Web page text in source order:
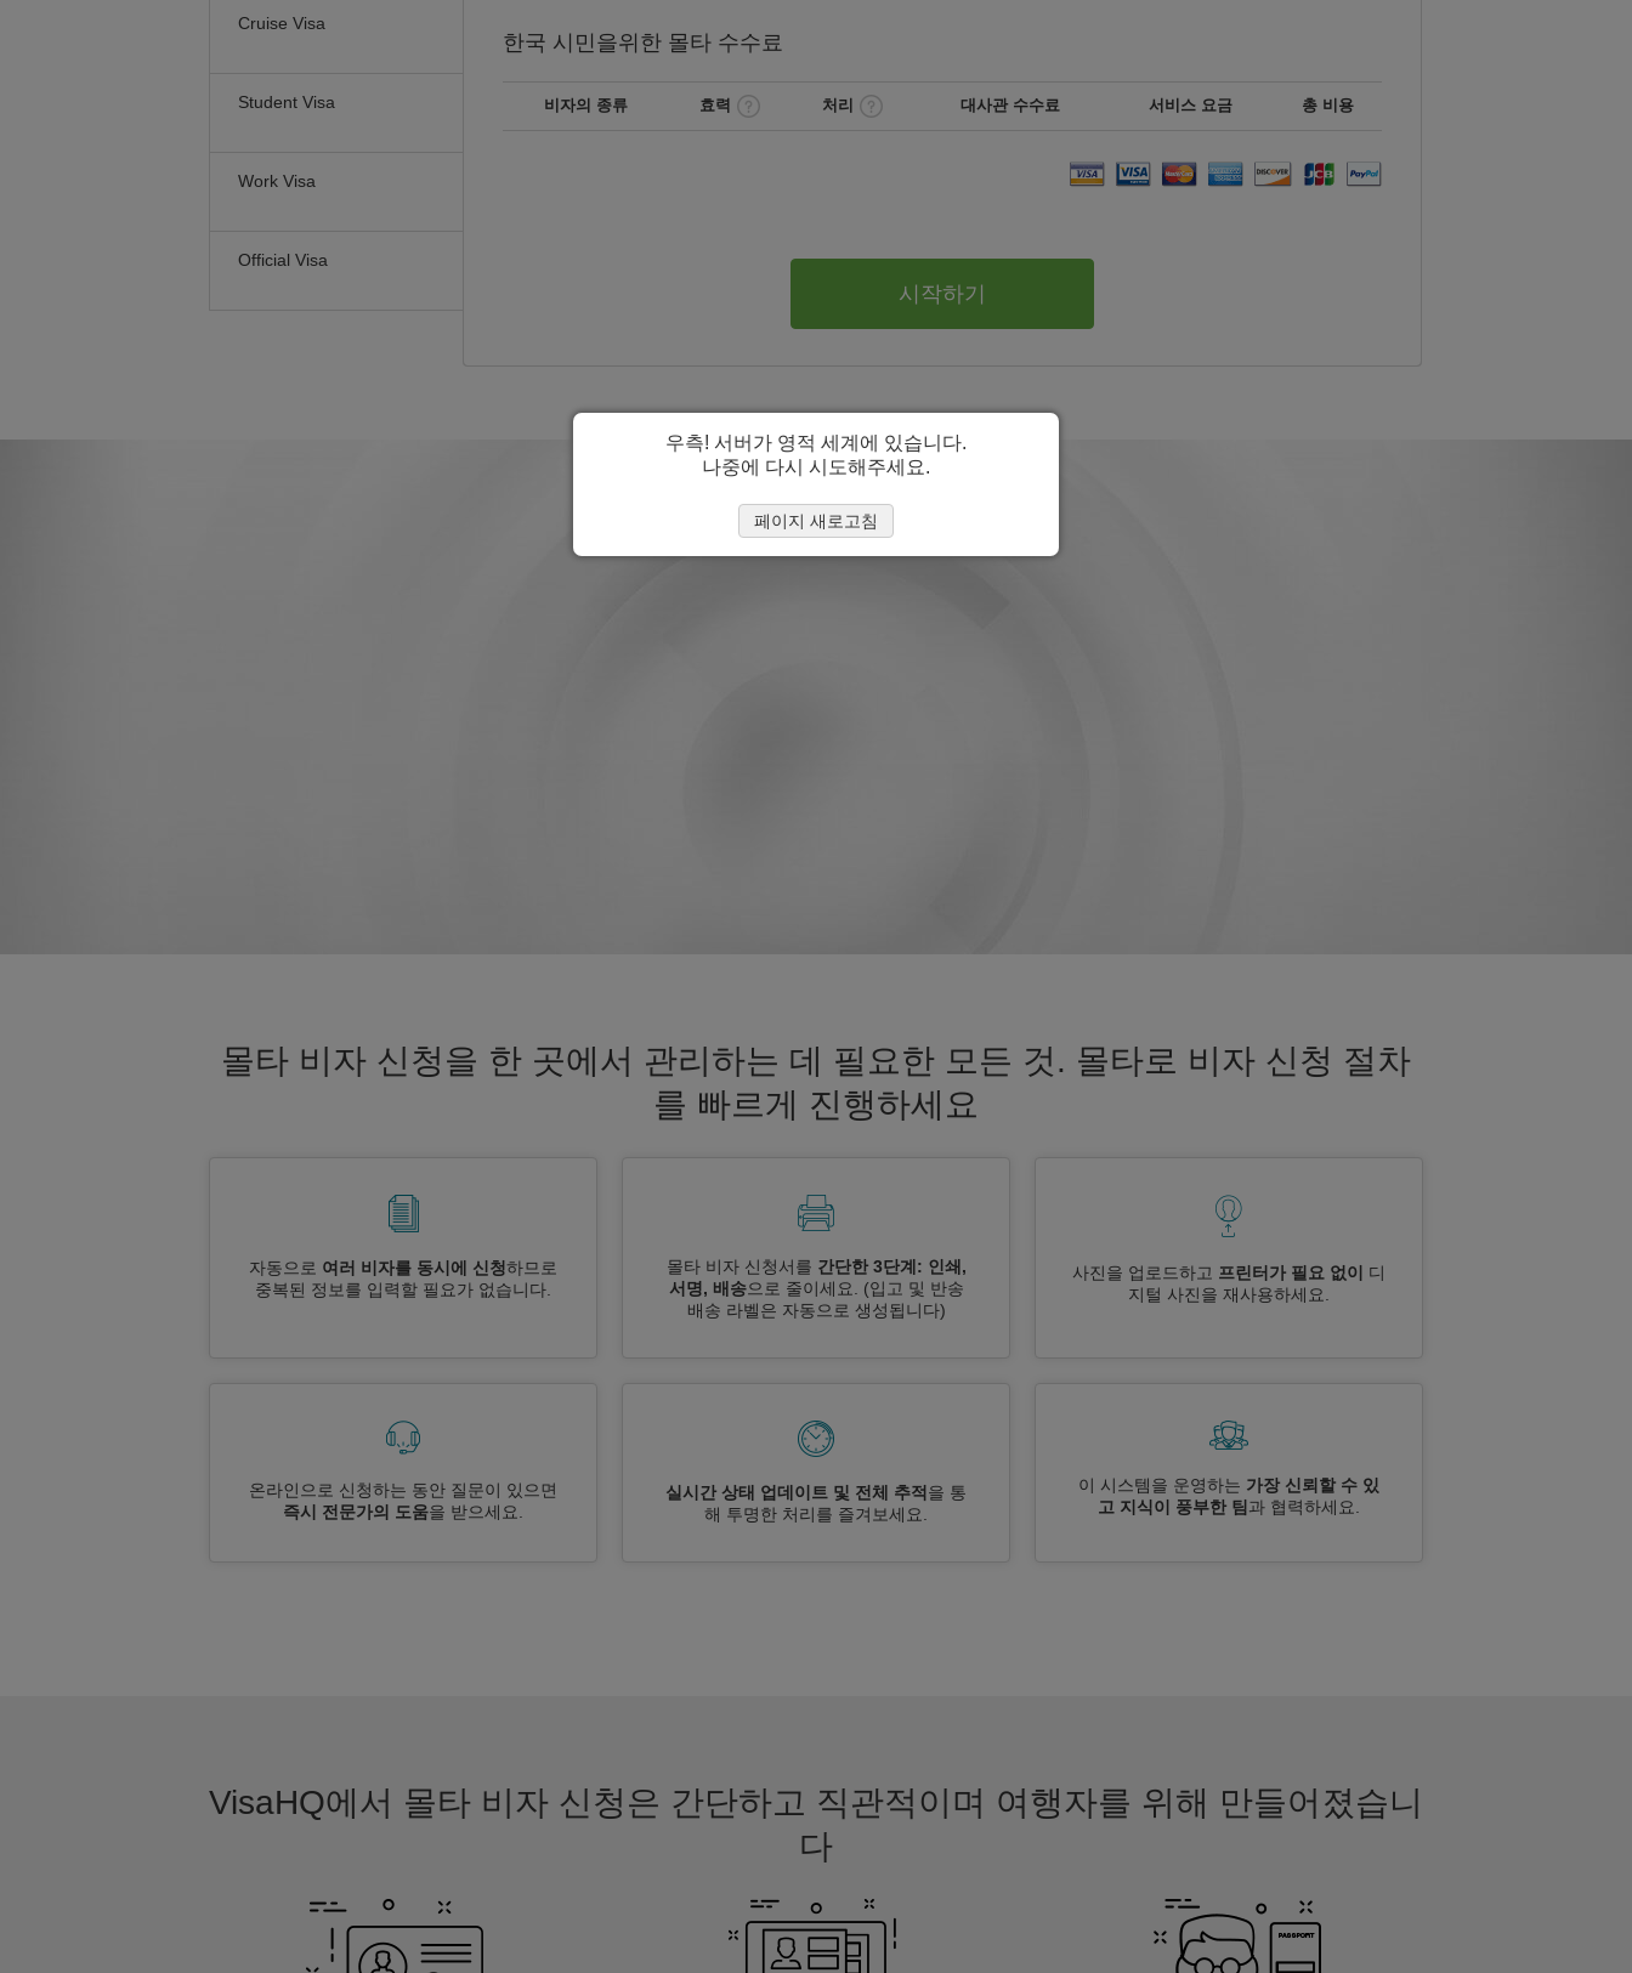
Cruise Visa
Student Visa
Work Visa
Official Visa
한국 시민을위한 몰타 수수료
비자의 종류 효력 처리 대사관 수수료 서비스 요금 총 비용
시작하기
몰타 비자 신청을 한 곳에서 관리하는 데 필요한 모든 것. 몰타로 비자 신청 절차
를 빠르게 진행하세요
자동으로 여러 비자를 동시에 신청하므로
중복된 정보를 입력할 필요가 없습니다.
몰타 비자 신청서를 간단한 3단계: 인쇄,
서명, 배송으로 줄이세요.
(입고 및 반송
배송 라벨은 자동으로 생성됩니다)
사진을 업로드하고 프린터가 필요 없이
디
지털 사진을 재사용하세요.
온라인으로 신청하는 동안 질문이 있으면
즉시 전문가의 도움을 받으세요.
실시간 상태 업데이트 및 전체 추적 을 통
해 투명한 처리를 즐겨보세요.
이 시스템을 운영하는 가장 신뢰할 수 있
고 지식이 풍부한 팀 과 협력하세요.
VisaHQ에서 몰타 비자 신청은 간단하고 직관적이며 여행자를 위해 만들어졌습니
다
우측! 서버가 영적 세계에 있습니다.
나중에 다시 시도해주세요.
페이지 새로고침